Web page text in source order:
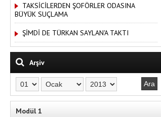
TAKSİCİLERDEN ŞOFÖRLER ODASINA
BÜYÜK SUÇLAMA
ŞİMDİ DE TÜRKAN SAYLAN'A TAKTI
Arşiv
Modül 1